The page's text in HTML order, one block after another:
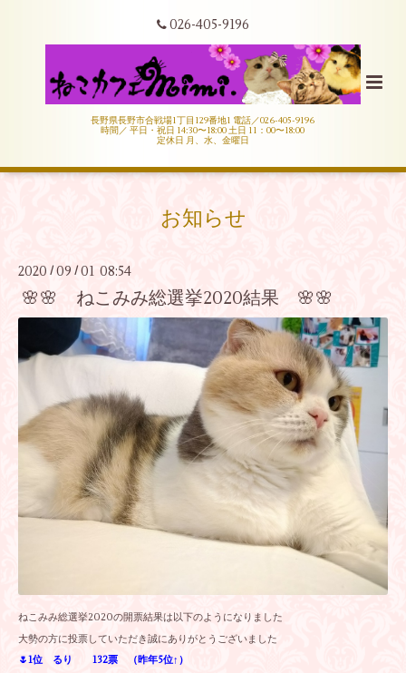
026-405-9196
長野県長野市合戦場1丁目129番地1 電話／026-405-9196
時間／ 平日・祝日 14:30〜18:00 土日 11：00〜18:00
定休日 月、水、金曜日
お知らせ
2020 / 09 /01 08:54
🌸🌸 ねこみみ総選挙2020結果 🌸🌸
ねこみみ総選挙2020の開票結果は以下のようになりました
大勢の方に投票していただき誠にありがとうございました
🌷1位 るり 132票 （昨年5位↑）